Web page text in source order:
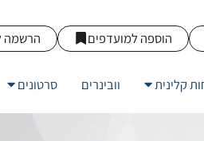
הרשמה הוספה למועדפים
קלינית וובינרים סרטונים